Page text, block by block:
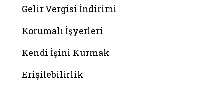
Gelir Vergisi İndirimi
Korumalı İşyerleri
Kendi İşini Kurmak
Erişilebilirlik